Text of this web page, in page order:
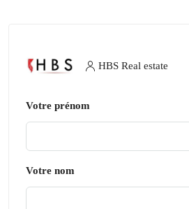
HBS Real estate
Votre prénom
Votre nom